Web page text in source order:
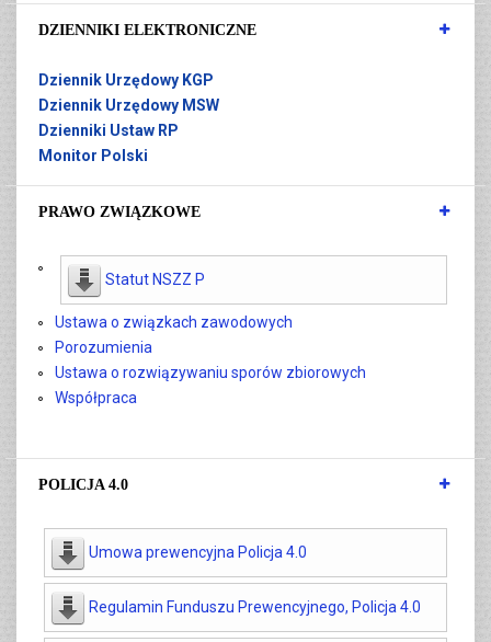
DZIENNIKI ELEKTRONICZNE
Dziennik Urzędowy KGP
Dziennik Urzędowy MSW
Dzienniki Ustaw RP
Monitor Polski
PRAWO ZWIĄZKOWE
Statut NSZZ P
Ustawa o związkach zawodowych
Porozumienia
Ustawa o rozwiązywaniu sporów zbiorowych
Współpraca
POLICJA 4.0
Umowa prewencyjna Policja 4.0
Regulamin Funduszu Prewencyjnego, Policja 4.0